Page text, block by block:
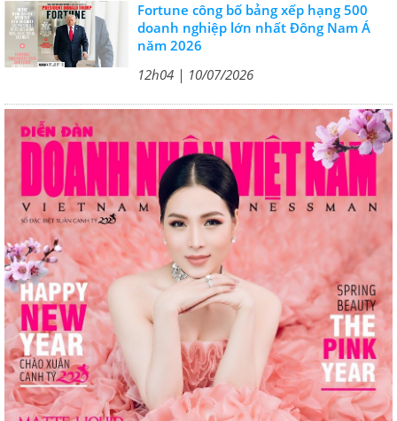
Fortune công bố bảng xếp hạng 500
doanh nghiệp lớn nhất Đông Nam Á
năm 2026
12h04 | 10/07/2026